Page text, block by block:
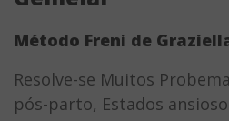
Método Freni de
Resolve-se Muitos
pós-parto, Estados